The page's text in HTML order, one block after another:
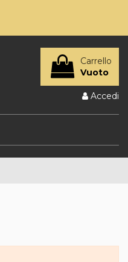
Carrello
Vuoto
Accedi